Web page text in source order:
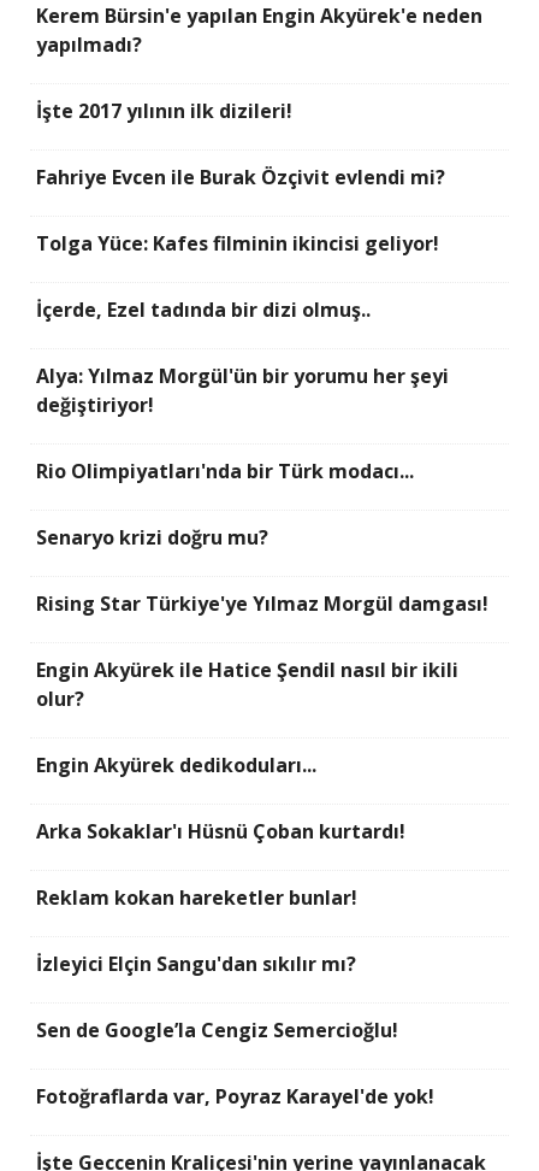
Kerem Bürsin'e yapılan Engin Akyürek'e neden
yapılmadı?
İşte 2017 yılının ilk dizileri!
Fahriye Evcen ile Burak Özçivit evlendi mi?
Tolga Yüce: Kafes filminin ikincisi geliyor!
İçerde, Ezel tadında bir dizi olmuş..
Alya: Yılmaz Morgül'ün bir yorumu her şeyi
değiştiriyor!
Rio Olimpiyatları'nda bir Türk modacı...
Senaryo krizi doğru mu?
Rising Star Türkiye'ye Yılmaz Morgül damgası!
Engin Akyürek ile Hatice Şendil nasıl bir ikili
olur?
Engin Akyürek dedikoduları...
Arka Sokaklar'ı Hüsnü Çoban kurtardı!
Reklam kokan hareketler bunlar!
İzleyici Elçin Sangu'dan sıkılır mı?
Sen de Google’la Cengiz Semercioğlu!
Fotoğraflarda var, Poyraz Karayel'de yok!
İşte Geccenin Kraliçesi'nin yerine yayınlanacak